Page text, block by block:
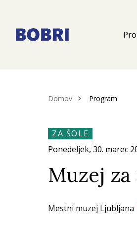
Domov Program
ZA ŠOLE
Ponedeljek, 30. marec
Muzej
Mestni muzej Ljubljana